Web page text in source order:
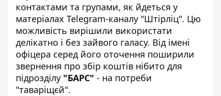
контактами та групами, як йдеться у
матеріалах Telegram-каналу "Штірліц". Цю
можливість вирішили використати
делікатно і без зайвого галасу. Від імені
офіцера серед його оточення поширили
звернення про збір коштів нібито для
підрозділу "БАРС" - на потреби
"таваріщєй".